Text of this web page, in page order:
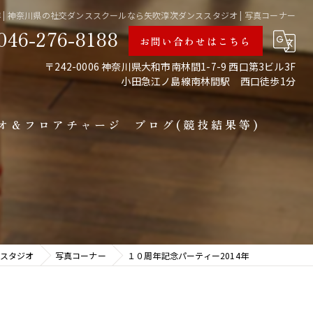
神奈川県の社交ダンススクールなら矢吹淳次ダンススタジオ | 写真コーナー
276-8188
お問い合わせはこちら
〒242-0006 神奈川県大和市南林間1-7-9 西口第3ビル3F
小田急江ノ島線南林間駅 西口徒歩1分
＆フロアチャージ ブログ(競技結果等)
タジオ 写真コーナー １０周年記念パーティー2014年